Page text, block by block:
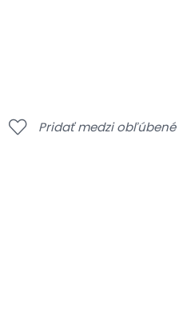
Pridať medzi obľúbené